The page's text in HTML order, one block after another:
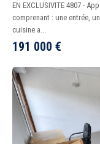
Parking
EN EXCLUSIVITE 4807 -
comprenant : une entrée,
cuisine a...
191 000 €